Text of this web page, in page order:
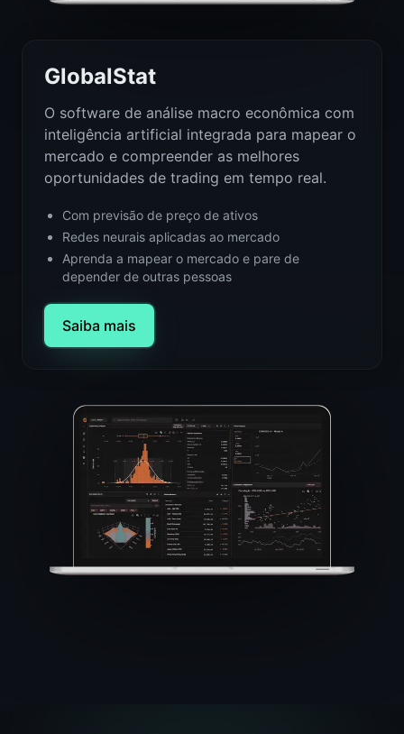
GlobalStat
O software de análise macro econômica com
inteligência artificial integrada para mapear o
mercado e compreender as melhores
oportunidades de trading em tempo real.
Com previsão de preço de ativos
Redes neurais aplicadas ao mercado
Aprenda a mapear o mercado e pare de
depender de outras pessoas
Saiba mais